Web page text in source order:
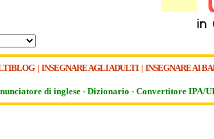
| INSEGNARE AGLI ADULTI | INSEGNARE AI
di inglese - Dizionario - Convertitore IPA/